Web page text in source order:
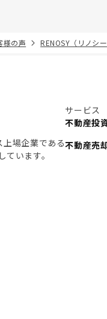
様の声 RENOSY（リノシ
上場企業である
います。
サービス
不動産投
不動産売